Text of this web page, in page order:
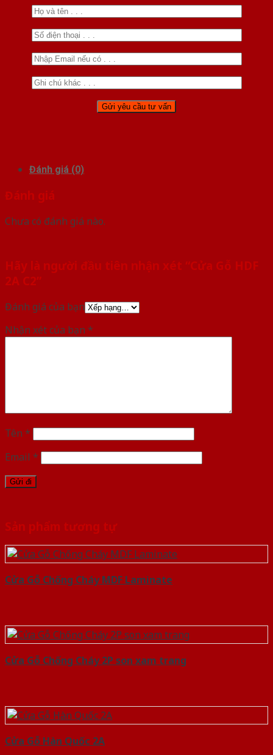
Đánh giá (0)
Đánh giá
Chưa có đánh giá nào.
Hãy là người đầu tiên nhận xét “Cửa Gỗ HDF
2A C2”
Đánh giá của bạn
Nhận xét của bạn *
Tên *
Email *
Sản phẩm tương tự
Cửa Gỗ Chống Cháy MDF Laminate
Cửa Gỗ Chống Cháy 2P son xam trang
Cửa Gỗ Hàn Quốc 2A